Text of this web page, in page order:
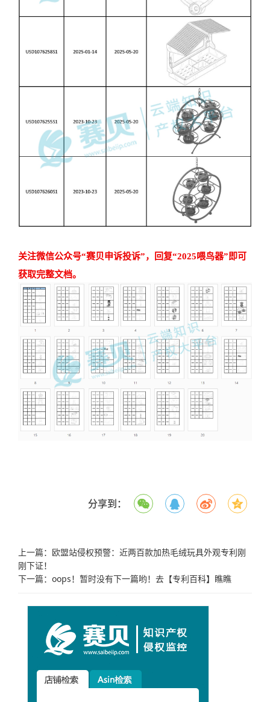
关注微信公众号“赛贝申诉投诉”，回复“2025喂鸟器”即可
获取完整文档。
分享到：
上一篇： 欧盟站侵权预警：近两百款加热毛绒玩具外观专利刚
刚下证！
下一篇： oops！暂时没有下一篇哟！去【专利百科】瞧瞧